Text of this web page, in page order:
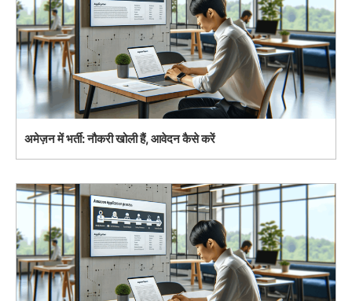
अमेज़न में भर्ती: नौकरी खोली हैं, आवेदन कैसे करें